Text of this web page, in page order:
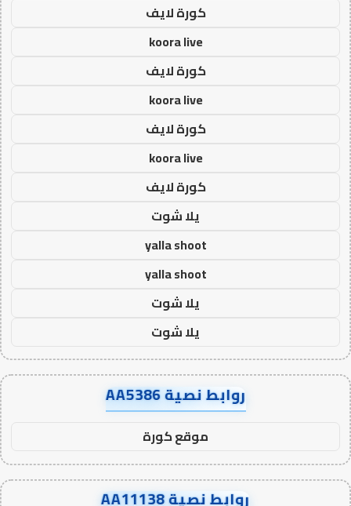
كورة لايف
koora live
كورة لايف
koora live
كورة لايف
koora live
كورة لايف
يلا شوت
yalla shoot
yalla shoot
يلا شوت
يلا شوت
روابط نصية AA5386
موقع كورة
روابط نصية AA11138